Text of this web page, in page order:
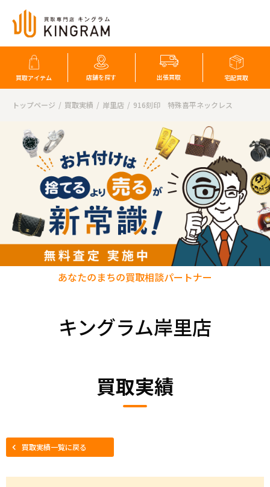
買取アイテム 店舗を探す 出張買取 宅配買取
トップページ 買取実績 岸里店 916刻印 特殊喜平ネックレス
キングラム岸里店
あなたのまちの買取相談パートナー
買取実績
買取実績一覧に戻る